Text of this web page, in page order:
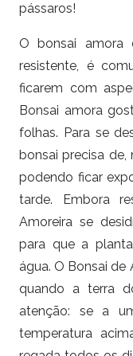
pássaros!
O bonsai amora
resistente, é
ficarem com
Bonsai amora
folhas. Para se
bonsai precisa
podendo ficar
tarde. Embora
Amoreira se
para que a
água. O Bonsai
quando a terra
atenção: se a
temperatura